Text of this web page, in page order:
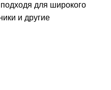
для широкого
и другие